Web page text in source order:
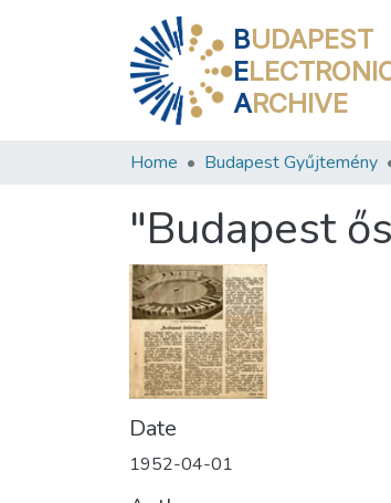
BUDAPEST
E
ARCHIVE
Home Budapest Gyűjtemény
"Budapest
Date
1952-04-01